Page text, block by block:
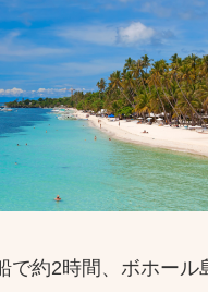
で約2時間、ボホール